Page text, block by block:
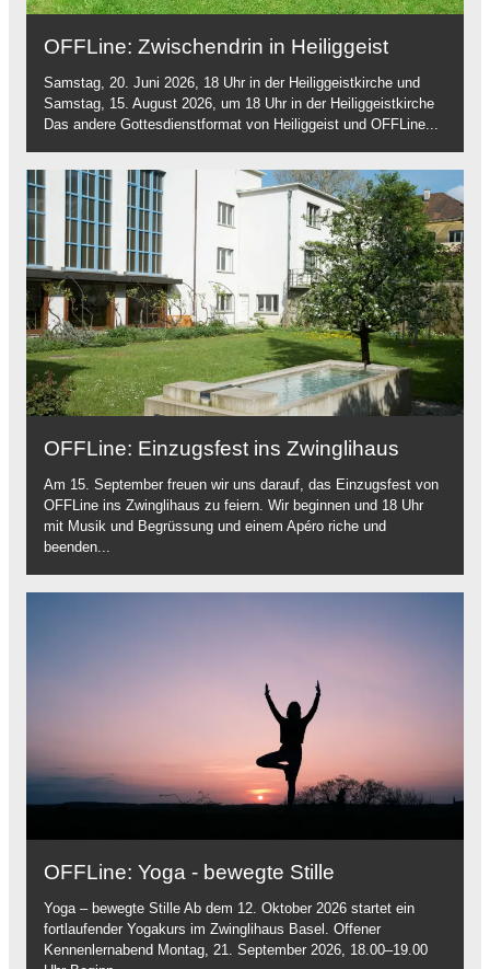
OFFLine: Zwischendrin in Heiliggeist
Samstag, 20. Juni 2026, 18 Uhr in der Heiliggeistkirche und
Samstag, 15. August 2026, um 18 Uhr in der Heiliggeistkirche
Das andere Gottesdienstformat von Heiliggeist und OFFLine...
OFFLine: Einzugsfest ins Zwinglihaus
Am 15. September freuen wir uns darauf, das Einzugsfest von
OFFLine ins Zwinglihaus zu feiern. Wir beginnen und 18 Uhr
mit Musik und Begrüssung und einem Apéro riche und
beenden...
OFFLine: Yoga - bewegte Stille
Yoga – bewegte Stille Ab dem 12. Oktober 2026 startet ein
fortlaufender Yogakurs im Zwinglihaus Basel. Offener
Kennenlernabend Montag, 21. September 2026, 18.00–19.00